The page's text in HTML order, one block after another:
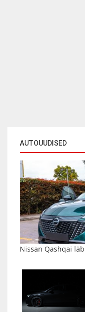
AUTOUUDISED
Nissan Qashqai